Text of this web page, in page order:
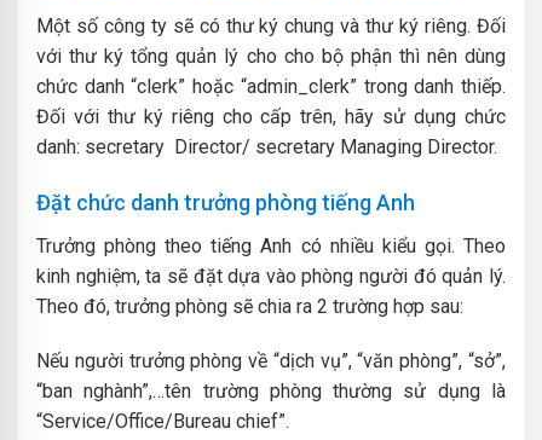
Một số công ty sẽ có thư ký chung và thư ký riêng. Đối
với thư ký tổng quản lý cho cho bộ phận thì nên dùng
chức danh “clerk” hoặc “admin_clerk” trong danh thiếp.
Đối với thư ký riêng cho cấp trên, hãy sử dụng chức
danh: secretary Director/ secretary Managing Director.
Đặt chức danh trưởng phòng tiếng Anh
Trưởng phòng theo tiếng Anh có nhiều kiểu gọi. Theo
kinh nghiệm, ta sẽ đặt dựa vào phòng người đó quản lý.
Theo đó, trưởng phòng sẽ chia ra 2 trường hợp sau:
Nếu người trưởng phòng về “dịch vụ”, “văn phòng”, “sở”,
“ban nghành”,…tên trường phòng thường sử dụng là
“Service/Office/Bureau chief”.